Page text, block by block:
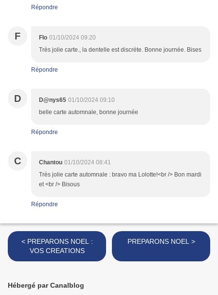
Répondre
F Flo 01/10/2024 09:20
Très jolie carte., la dentelle est discrète. Bonne journée. Bises
Répondre
D D@nys65 01/10/2024 09:10
belle carte automnale, bonne journée
Répondre
C Chantou 01/10/2024 08:41
Très jolie carte automnale : bravo ma Lolotte!<br /> Bon mardi
et <br /> Bisous
Répondre
< PREPARONS NOEL :
VOS CREATIONS
PREPARONS NOEL >
Hébergé par Canalblog